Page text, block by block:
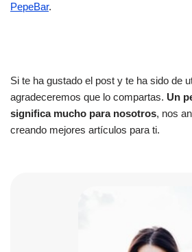
PepeBar.
Si te ha gustado el post y te ha sido de
agradeceremos que lo compartas. Un
significa mucho para nosotros, nos
creando mejores artículos para ti.